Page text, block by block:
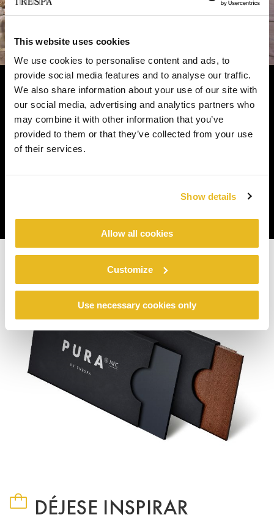
This website uses cookies
We use cookies to personalise content and ads, to
provide social media features and to analyse our traffic.
We also share information about your use of our site with
our social media, advertising and analytics partners who
may combine it with other information that you’ve
provided to them or that they’ve collected from your use
of their services.
Show details
Allow all cookies
Customize
Use necessary cookies only
Puede pasar la primavera cuidándose, sabiendo
que Pura ®NFC by Trespa se ocupa de su hogar.
Seguirá conservando su belleza cada
DÉJESE INSPIRAR